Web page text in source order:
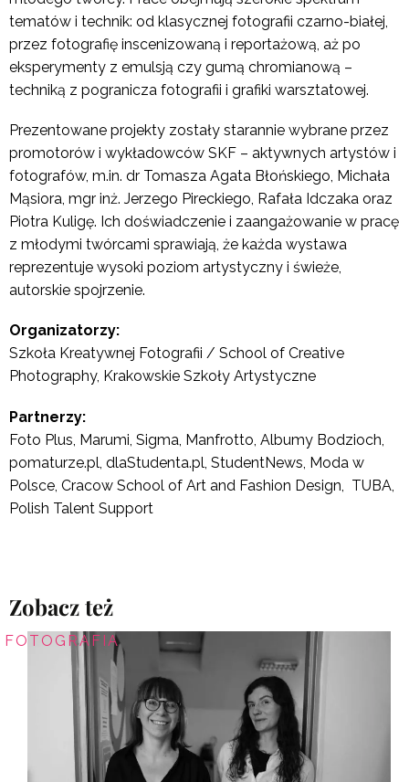
tematów i technik: od klasycznej fotografii czarno-białej,
przez fotografię inscenizowaną i reportażową, aż po
eksperymenty z emulsją czy gumą chromianową –
techniką z pogranicza fotografii i grafiki warsztatowej.
Prezentowane projekty zostały starannie wybrane przez
promotorów i wykładowców SKF – aktywnych artystów i
fotografów, m.in. dr Tomasza Agata Błońskiego, Michała
Mąsiora, mgr inż. Jerzego Pireckiego, Rafała Idczaka oraz
Piotra Kuligę. Ich doświadczenie i zaangażowanie w pracę
z młodymi twórcami sprawiają, że każda wystawa
reprezentuje wysoki poziom artystyczny i świeże,
autorskie spojrzenie.
Organizatorzy:
Szkoła Kreatywnej Fotografii / School of Creative
Photography, Krakowskie Szkoły Artystyczne
Partnerzy:
Foto Plus, Marumi, Sigma, Manfrotto, Albumy Bodzioch,
pomaturze.pl, dlaStudenta.pl, StudentNews, Moda w
Polsce, Cracow School of Art and Fashion Design, TUBA,
Polish Talent Support
Zobacz też
FOTOGRAFIA